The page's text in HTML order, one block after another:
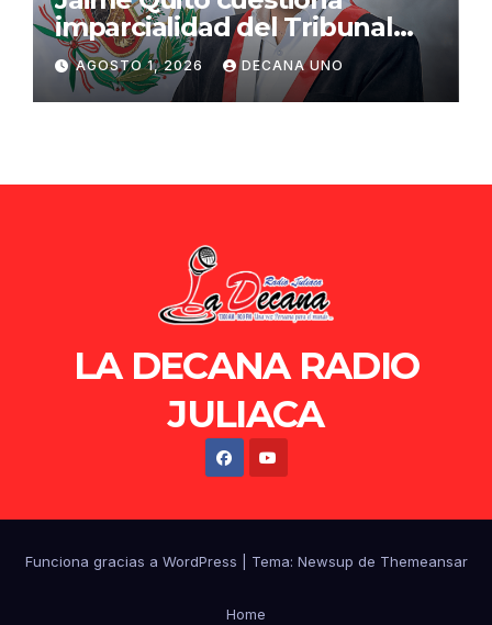
imparcialidad del Tribunal
Constitucional tras liberación
de Ollanta Humala
AGOSTO 1, 2026 DECANA UNO
LA DECANA RADIO
JULIACA
Funciona gracias a WordPress Tema: Newsup de Themeansar
Home